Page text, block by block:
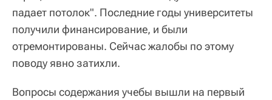
падает потолок". Последние годы университеты
получили финансирование, и были
отремонтированы. Сейчас жалобы по этому
поводу явно затихли.
Вопросы содержания учебы вышли на первый